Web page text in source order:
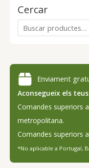
Cercar
a
Enviament
Aconsegueix els
Comandes superiors
metropolitana.
Comandes superiors
*No aplicable a Portugal,